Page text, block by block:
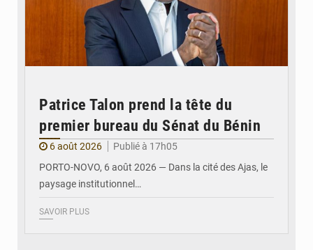
Patrice Talon prend la tête du
premier bureau du Sénat du Bénin
6 août 2026
Publié à 17h05
PORTO-NOVO, 6 août 2026 — Dans la cité des Ajas, le
paysage institutionnel…
SAVOIR PLUS